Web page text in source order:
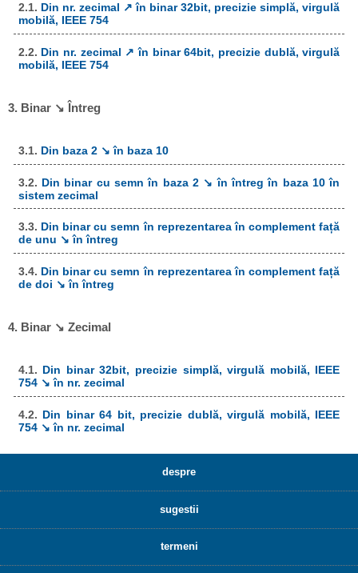
2.1. Din nr. zecimal ↗ în binar 32bit, precizie simplă, virgulă
mobilă, IEEE 754
2.2. Din nr. zecimal ↗ în binar 64bit, precizie dublă, virgulă
mobilă, IEEE 754
3. Binar ↘ Întreg
3.1. Din baza 2 ↘ în baza 10
3.2. Din binar cu semn în baza 2 ↘ în întreg în baza 10 în
sistem zecimal
3.3. Din binar cu semn în reprezentarea în complement față
de unu ↘ în întreg
3.4. Din binar cu semn în reprezentarea în complement față
de doi ↘ în întreg
4. Binar ↘ Zecimal
4.1. Din binar 32bit, precizie simplă, virgulă mobilă, IEEE
754 ↘ în nr. zecimal
4.2. Din binar 64 bit, precizie dublă, virgulă mobilă, IEEE
754 ↘ în nr. zecimal
despre
sugestii
termeni